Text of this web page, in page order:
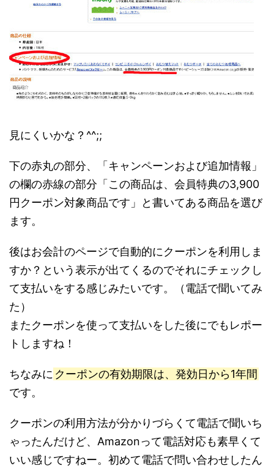
見にくいかな？^^;;
下の赤丸の部分、「キャンペーンおよび追加情報」
の欄の赤線の部分「この商品は、会員特典の3,900
円クーポン対象商品です」と書いてある商品を選び
ます。
後はお会計のページで自動的にクーポンを利用しま
すか？という表示が出てくるのでそれにチェックし
て支払いをする感じみたいです。（電話で聞いてみ
た）
またクーポンを使って支払いをした後にでもレポー
トしますね！
ちなみに クーポンの有効期限は、発効日から1年間
です。
クーポンの利用方法が分かりづらくて電話で聞いち
ゃったんだけど、Amazonって電話対応も素早くて
いい感じですねー。初めて電話で問い合わせしたん